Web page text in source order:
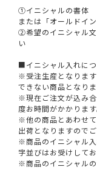
①イニシャルの書体
または「オールドイン
②希望のイニシャル
い
■イニシャル入れに
※受注生産となりま
できない商品となりま
※現在ご注文が込み
度お時間がかかります
※他の商品とあわせ
出荷となりますのでご
※商品のイニシャル
字並びはお受けしてお
※商品のイニシャルの